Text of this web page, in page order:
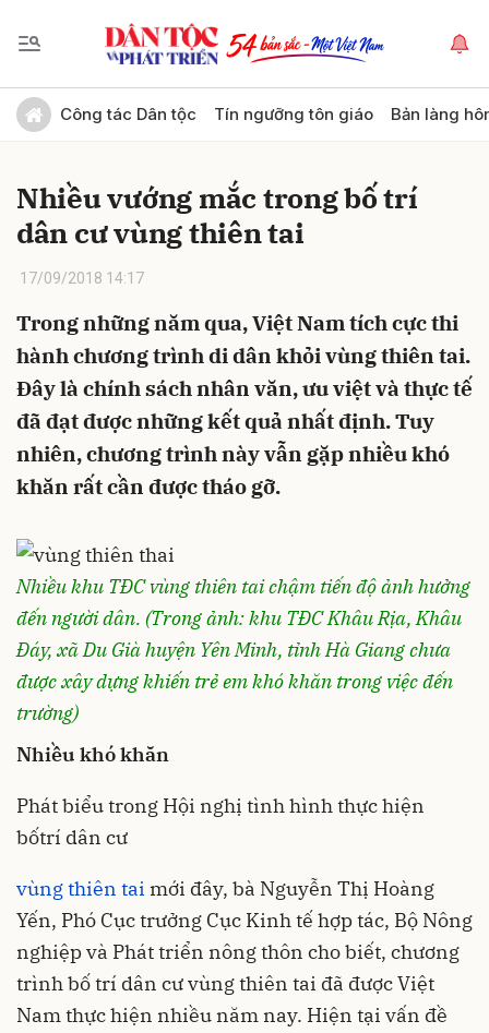
Công tác Dân tộc Tín ngưỡng tôn giáo Bản làng
Nhiều vướng mắc trong bố trí
dân cư vùng thiên tai
17/09/2018 14:17
Trong những năm qua, Việt Nam tích cực thi
hành chương trình di dân khỏi vùng thiên tai.
Đây là chính sách nhân văn, ưu việt và thực tế
đã đạt được những kết quả nhất định. Tuy
nhiên, chương trình này vẫn gặp nhiều khó
khăn rất cần được tháo gỡ.
Nhiều khu TĐC vùng thiên tai chậm tiến độ ảnh hưởng
đến người dân. (Trong ảnh: khu TĐC Khâu Rịa, Khâu
Đáy, xã Du Già huyện Yên Minh, tỉnh Hà Giang chưa
được xây dựng khiến trẻ em khó khăn trong việc đến
trường)
Nhiều khó khăn
Phát biểu trong Hội nghị tình hình thực hiện
bốtrí dân cư
vùng thiên tai mới đây, bà Nguyễn Thị Hoàng
Yến, Phó Cục trưởng Cục Kinh tế hợp tác, Bộ Nông
nghiệp và Phát triển nông thôn cho biết, chương
trình bố trí dân cư vùng thiên tai đã được Việt
Nam thực hiện nhiều năm nay. Hiện tại vấn đề
Gửi bình luận
Hủy Gửi